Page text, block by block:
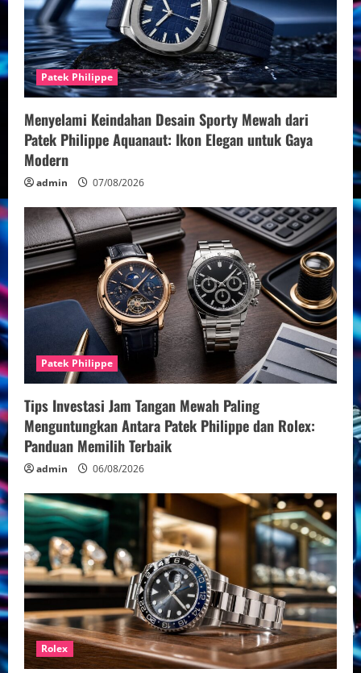
Patek Philippe
Menyelami Keindahan Desain Sporty Mewah dari
Patek Philippe Aquanaut: Ikon Elegan untuk Gaya
Modern
admin 07/08/2026
Patek Philippe
Tips Investasi Jam Tangan Mewah Paling
Menguntungkan Antara Patek Philippe dan Rolex:
Panduan Memilih Terbaik
admin 06/08/2026
Rolex